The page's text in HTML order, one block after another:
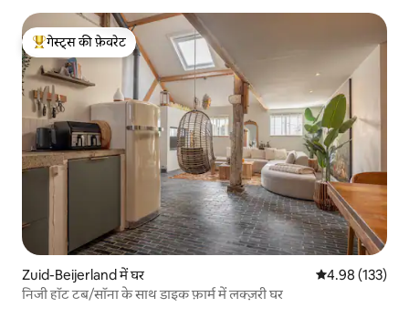
गेस्ट्स का टॉप फ़ेवरेट
गेस्ट्स की फ़ेवरेट
Zuid-Beijerland में घर औसत रेटिंग 5 में से
4.98 (133)
निजी हॉट टब/सॉना के साथ डाइक फ़ार्म में लक्ज़री घर